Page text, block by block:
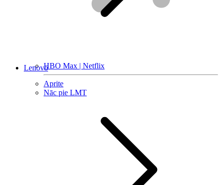
HBO Max | Netflix
Aprite
Nāc pie LMT
Lenovo